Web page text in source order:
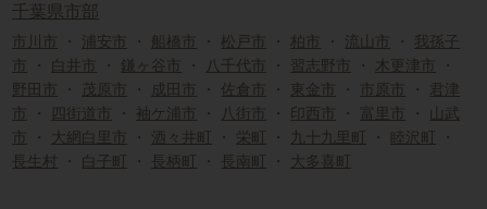
千葉県市部
・ 浦安市 ・ 船橋市 ・ 松戸市 ・柏市 ・ 流山市 ・ 我孫子
・ 白井市 ・ 鎌ヶ谷市 ・ 八千代市 ・ 習志野市 ・ 木更津市
・
野田市
・ 茂原市 ・ 成田市 ・ 佐倉市 ・ 東金市 ・ 市原市 ・
君津
・ 四街道市 ・ 袖ケ浦市 ・ 八街市 ・ 印西市 ・ 富里市 ・ 山武
・ 大網白里市 ・ 酒々井町 ・ 栄町 ・ 九十九里町 ・ 睦沢町 ・
長生村
・ 白子町 ・ 長柄町 ・ 長南町 ・ 大多喜町